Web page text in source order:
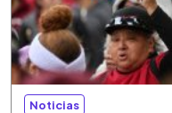
Noticias